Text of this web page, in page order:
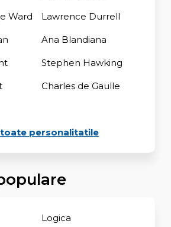
Ward Lawrence Durrell
Ana Blandiana
Stephen Hawking
Charles de Gaulle
toate personalitatile
Logica